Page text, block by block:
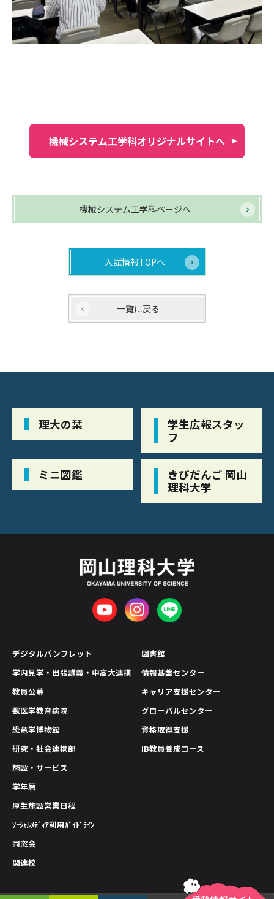
機械システム工学科オリジナルサイトへ
機械システム工学科ページへ
入試情報TOPへ
一覧に戻る
理大の栞
学生広報スタッ
フ
ミニ図鑑
きびだんご 岡山
理科大学
デジタルパンフレット
学内見学・出張講義・中高大連携
教員公募
獣医学教育病院
恐竜学博物館
研究・社会連携部
図書館
情報基盤センター
キャリア支援センター
グローバルセンター
資格取得支援
IB教員養成コース
施設・サービス
学年暦
厚生施設営業日程
ｿｰｼｬﾙﾒﾃﾞｨｱ利用ｶﾞｲﾄﾞﾗｲﾝ
同窓会
関連校